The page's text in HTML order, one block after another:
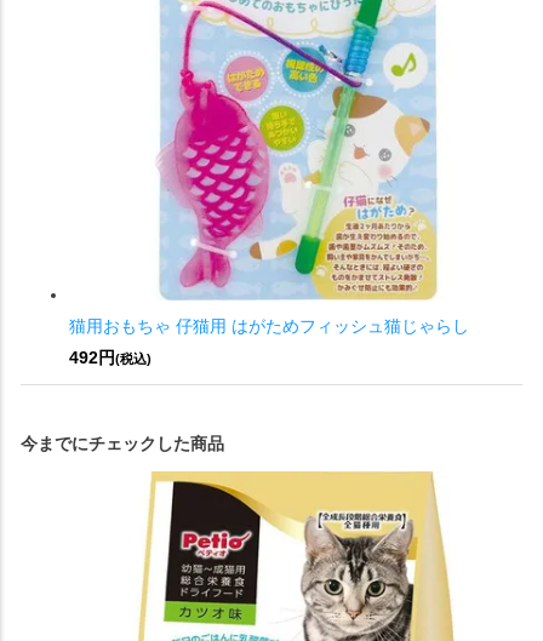
猫用おもちゃ 仔猫用 はがためフィッシュ猫じゃらし
492円(税込)
今までにチェックした商品